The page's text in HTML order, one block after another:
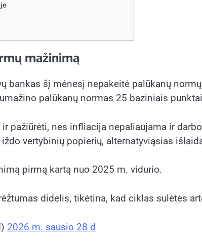
mažinimą
bankas šį mėnesį nepakeitė palūkanų
palūkanų normas 25 baziniais
pažiūrėti, nes infliacija nepaliaujama ir
vertybinių popierių, alternatyviąsias
pirmą kartą nuo 2025 m. vidurio.
didelis, tikėtina, kad ciklas sulėtės
2026 m. sausio 28 d